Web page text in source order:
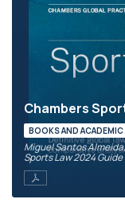
Chambers
BOOKS AND
Miguel Santos
Sports Law 2024 Guide